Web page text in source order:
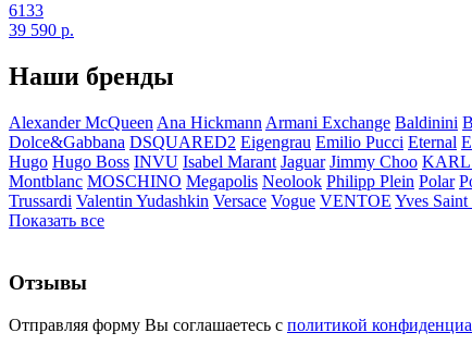
6133
39 590 р.
Наши бренды
Alexander McQueen Ana Hickmann Armani Exchange Baldinini
Dolce&Gabbana DSQUARED2 Eigengrau Emilio Pucci Eternal
Hugo Hugo Boss INVU Isabel Marant Jaguar Jimmy Choo KARL
Montblanc MOSCHINO Megapolis Neolook Philipp Plein Polar
Trussardi Valentin Yudashkin Versace Vogue VENTOE Yves
Показать все
Отзывы
Отправляя форму Вы соглашаетесь с политикой